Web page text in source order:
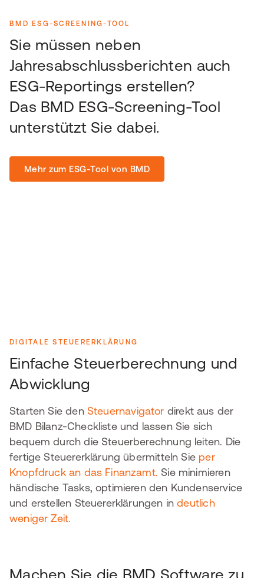
BMD ESG-SCREENING-TOOL
Sie müssen neben
Jahresabschlussberichten auch
ESG-Reportings erstellen?
Das BMD ESG-Screening-Tool
unterstützt Sie dabei.
Mehr zum ESG-Tool von BMD
DIGITALE STEUERERKLÄRUNG
Einfache Steuerberechnung und
Abwicklung
Starten Sie den Steuernavigator direkt aus der
BMD Bilanz-Checkliste und lassen Sie sich
bequem durch die Steuerberechnung leiten. Die
fertige Steuererklärung übermitteln Sie per
Knopfdruck an das Finanzamt. Sie minimieren
händische Tasks, optimieren den Kundenservice
und erstellen Steuererklärungen indeutlich
weniger Zeit.
Machen Sie die BMD Software zu